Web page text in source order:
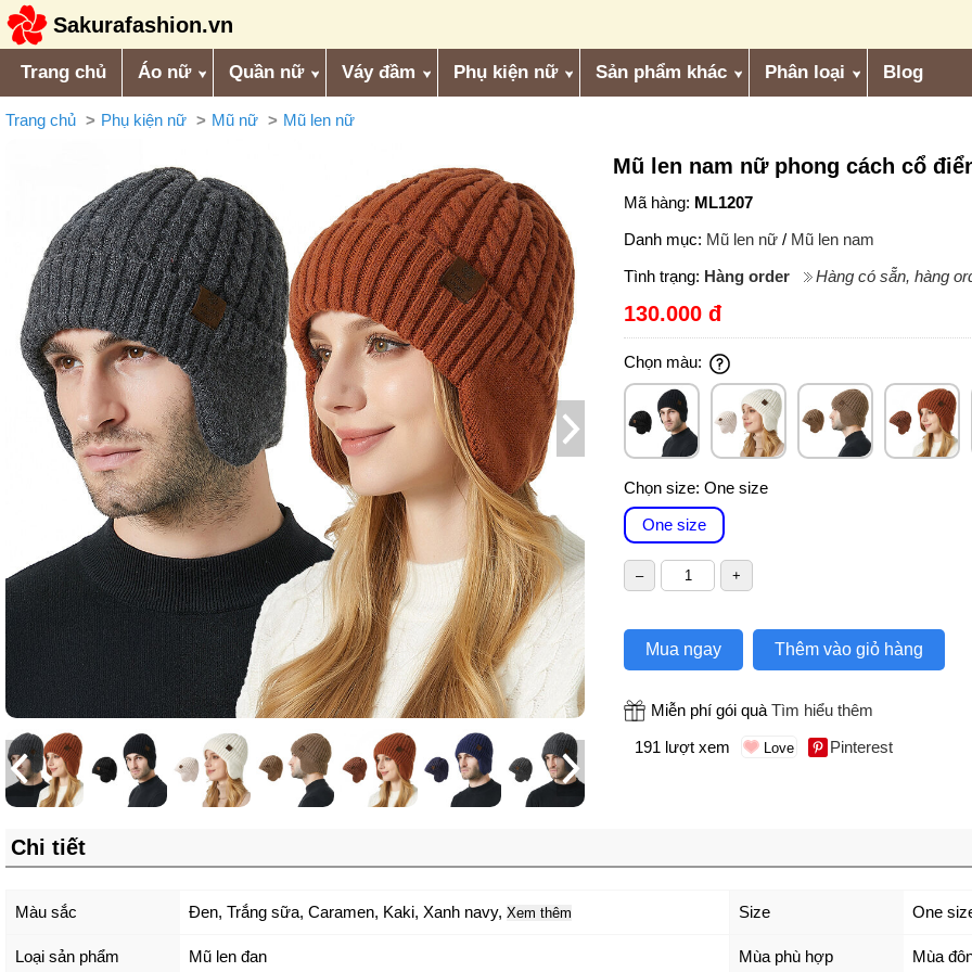
Sakurafashion.vn
Trang chủ Áo nữ Quần nữ Váy đầm Phụ kiện nữ Sản phẩm khác Phân loại Blog
Trang chủ Phụ kiện nữ Mũ nữ Mũ len nữ
Mũ len nam nữ phong cách cổ
Mã hàng: ML1207
Danh mục: Mũ len nữ / Mũ len nam
Tình trạng: Hàng order Hàng có sẵn, hàng
130.000 đ
Chọn màu:
Chọn size:One size
One size
Mua ngay Thêm vào giỏ hàng
Miễn phí gói quàTìm hiểu thêm
191 lượt xem
Pinterest
Chi tiết
Màu sắc Đen, Trắng sữa, Caramen, Kaki, Xanh navy, Xem thêm Size One
Loại sản phẩm Mũ len đan Mùa phù hợp Mùa